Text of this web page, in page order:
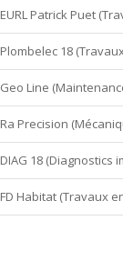
EURL Patrick Puet
Plombelec 18
Geo Line
Ra Precision
DIAG 18 (Diagnostics
FD Habitat (Travaux